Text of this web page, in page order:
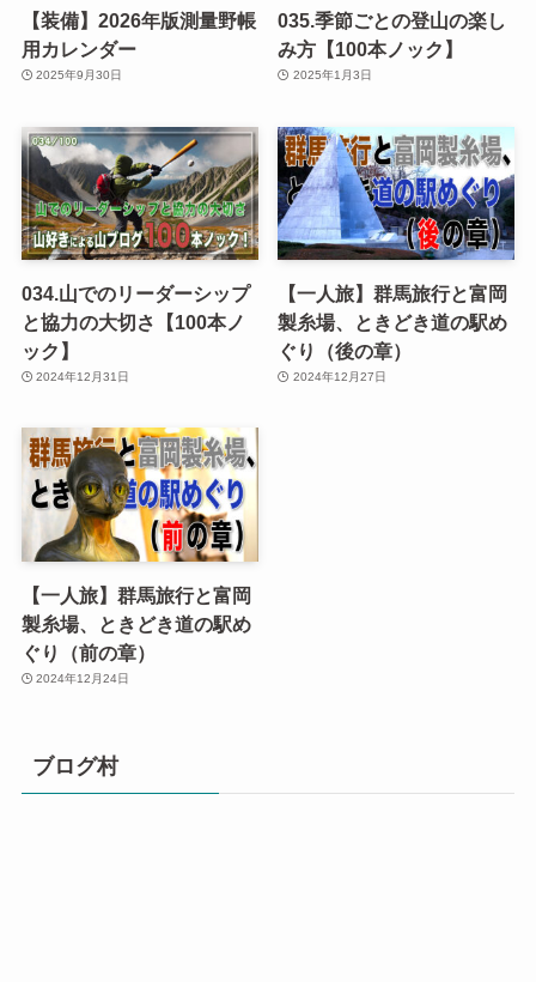
【装備】2026年版測量野帳
用カレンダー
2025年9月30日
035.季節ごとの登山の楽し
み方【100本ノック】
2025年1月3日
034.山でのリーダーシップ
と協力の大切さ【100本ノ
ック】
2024年12月31日
【一人旅】群馬旅行と富岡
製糸場、ときどき道の駅め
ぐり（後の章）
2024年12月27日
【一人旅】群馬旅行と富岡
製糸場、ときどき道の駅め
ぐり（前の章）
2024年12月24日
ブログ村